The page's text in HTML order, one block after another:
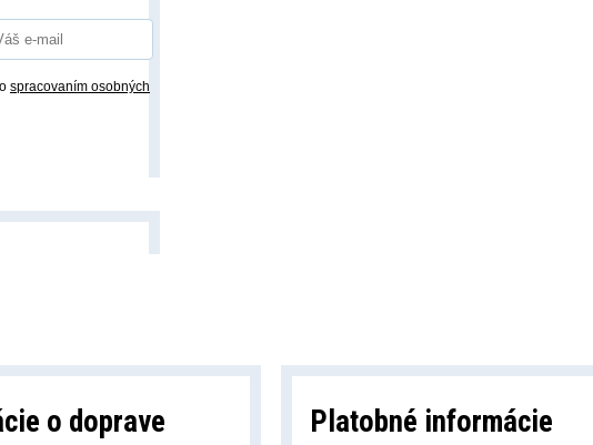
spracovaním osobných
o doprave Platobné informácie